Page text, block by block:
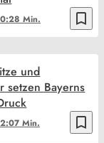
bookmark_border
Min.
bookmark_border
Min.
und
setzen Bayerns